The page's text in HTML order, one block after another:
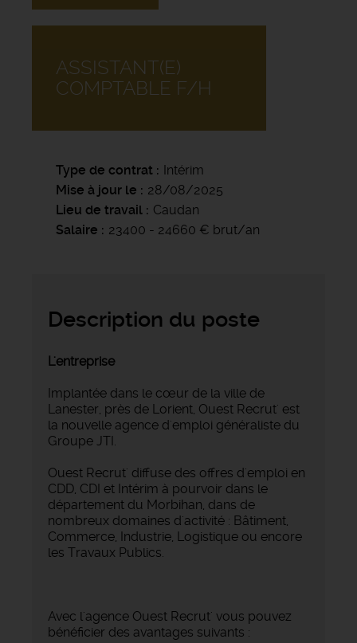
ASSISTANT(E)
COMPTABLE F/H
Type de contrat
Intérim
Mise à jour le
28/08/2025
Lieu de travail
Caudan
Salaire
23400 - 24660 € brut/an
Description du poste
L'entreprise
Implantée dans le cœur de la ville de
Lanester, près de Lorient, Ouest Recrut' est
la nouvelle agence d'emploi généraliste du
Groupe JTI.
Ouest Recrut' diffuse des offres d'emploi en
CDD, CDI et Intérim à pourvoir dans le
département du Morbihan, dans de
nombreux domaines d'activité : Bâtiment,
Commerce, Industrie, Logistique ou encore
les Travaux Publics.
Avec l'agence Ouest Recrut' vous pouvez
bénéficier des avantages suivants :